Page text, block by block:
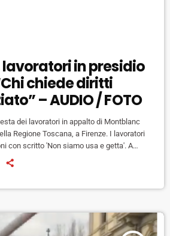
in presidio
chiede diritti
– AUDIO / FOTO
dei lavoratori in appalto di Montblanc
Regione Toscana, a Firenze. I lavoratori
con scritto 'Non siamo usa e getta'. A
Toscano dei Si Cobas: "Qui ci sono 60
di sfruttamento e precarietà, lavoro grigio o